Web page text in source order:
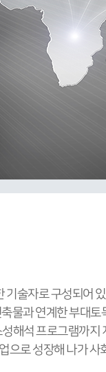
술자로 구성되어
물과 연계한 부대
해석 프로그램까
로 성장해 나가